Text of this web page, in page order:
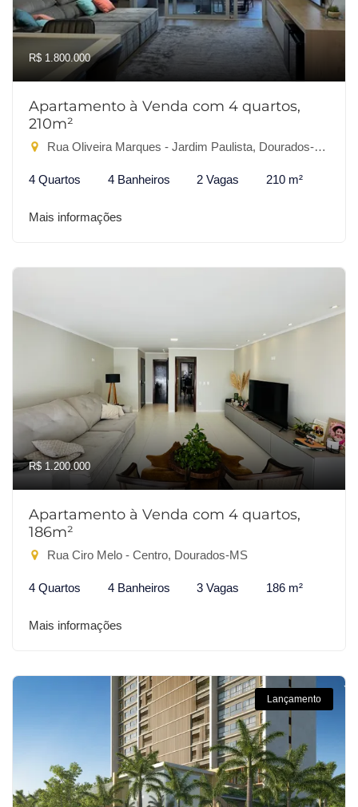
R$ 1.800.000
Apartamento à Venda com 4 quartos,
210m²
Rua Oliveira Marques - Jardim Paulista, Dourados-MS
4 Quartos 4 Banheiros 2 Vagas 210 m²
Mais informações
R$ 1.200.000
Apartamento à Venda com 4 quartos,
186m²
Rua Ciro Melo - Centro, Dourados-MS
4 Quartos 4 Banheiros 3 Vagas 186 m²
Mais informações
Lançamento